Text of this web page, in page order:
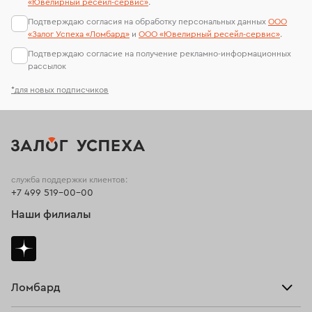
*для новых подписчиков
«Ювелирный ресейл-сервиc».
Подтверждаю согласия на обработку персональных данных ООО
«Залог Успеха «Ломбард» и ООО «Ювелирный ресейл-сервиc».
Подтверждаю согласие на получение рекламно-информационных
рассылок
Ломбард
служба поддержки клиентов:
+7 499 519-00-00
Наши филиалы